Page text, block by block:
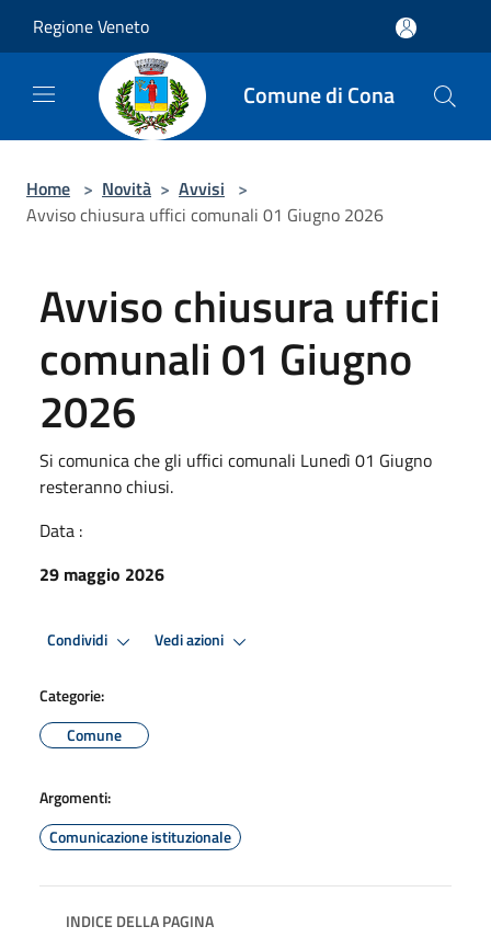
Regione Veneto
Comune di Cona
Home > Novità > Avvisi >
Avviso chiusura uffici comunali 01 Giugno 2026
Avviso chiusura uffici
comunali 01 Giugno
2026
Si comunica che gli uffici comunali Lunedì 01 Giugno
resteranno chiusi.
Data :
29 maggio 2026
Condividi Vedi azioni
Categorie:
Comune
Argomenti:
Comunicazione istituzionale
INDICE DELLA PAGINA